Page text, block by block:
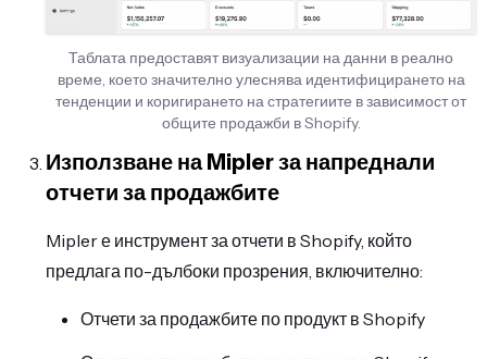
Таблата предоставят визуализации на данни в реално
време, което значително улеснява идентифицирането на
тенденции и коригирането на стратегиите в зависимост от
общите продажби в Shopify.
Използване на Mipler за напреднали
отчети за продажбите
Mipler е инструмент за отчети в Shopify, който
предлага по-дълбоки прозрения, включително:
Отчети за продажбите по продукт в Shopify